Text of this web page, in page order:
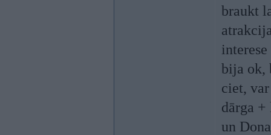
braukt
bija ok,
ciet,
dārga
un